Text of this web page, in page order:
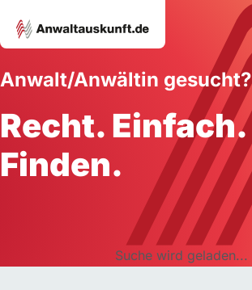
Anwalt/Anwältin gesucht?
Recht. Einfach.
Finden.
Suche wird geladen...